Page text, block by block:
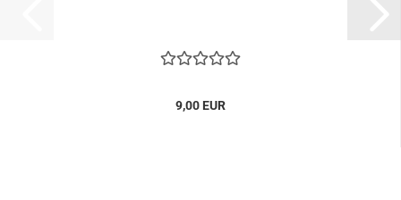
9,00 EUR